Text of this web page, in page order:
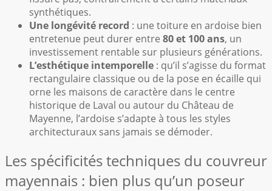
synthétiques.
Une longévité record : une toiture en ardoise bien
entretenue peut durer entre 80 et 100 ans, un
investissement rentable sur plusieurs générations.
L’esthétique intemporelle : qu’il s’agisse du format
rectangulaire classique ou de la pose en écaille qui
orne les maisons de caractère dans le centre
historique de Laval ou autour du Château de
Mayenne, l’ardoise s’adapte à tous les styles
architecturaux sans jamais se démoder.
Les spécificités techniques du couvreur
mayennais : bien plus qu’un poseur